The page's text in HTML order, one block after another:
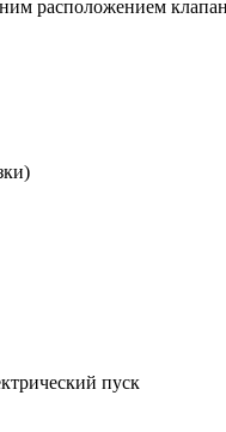
расположением
пуск